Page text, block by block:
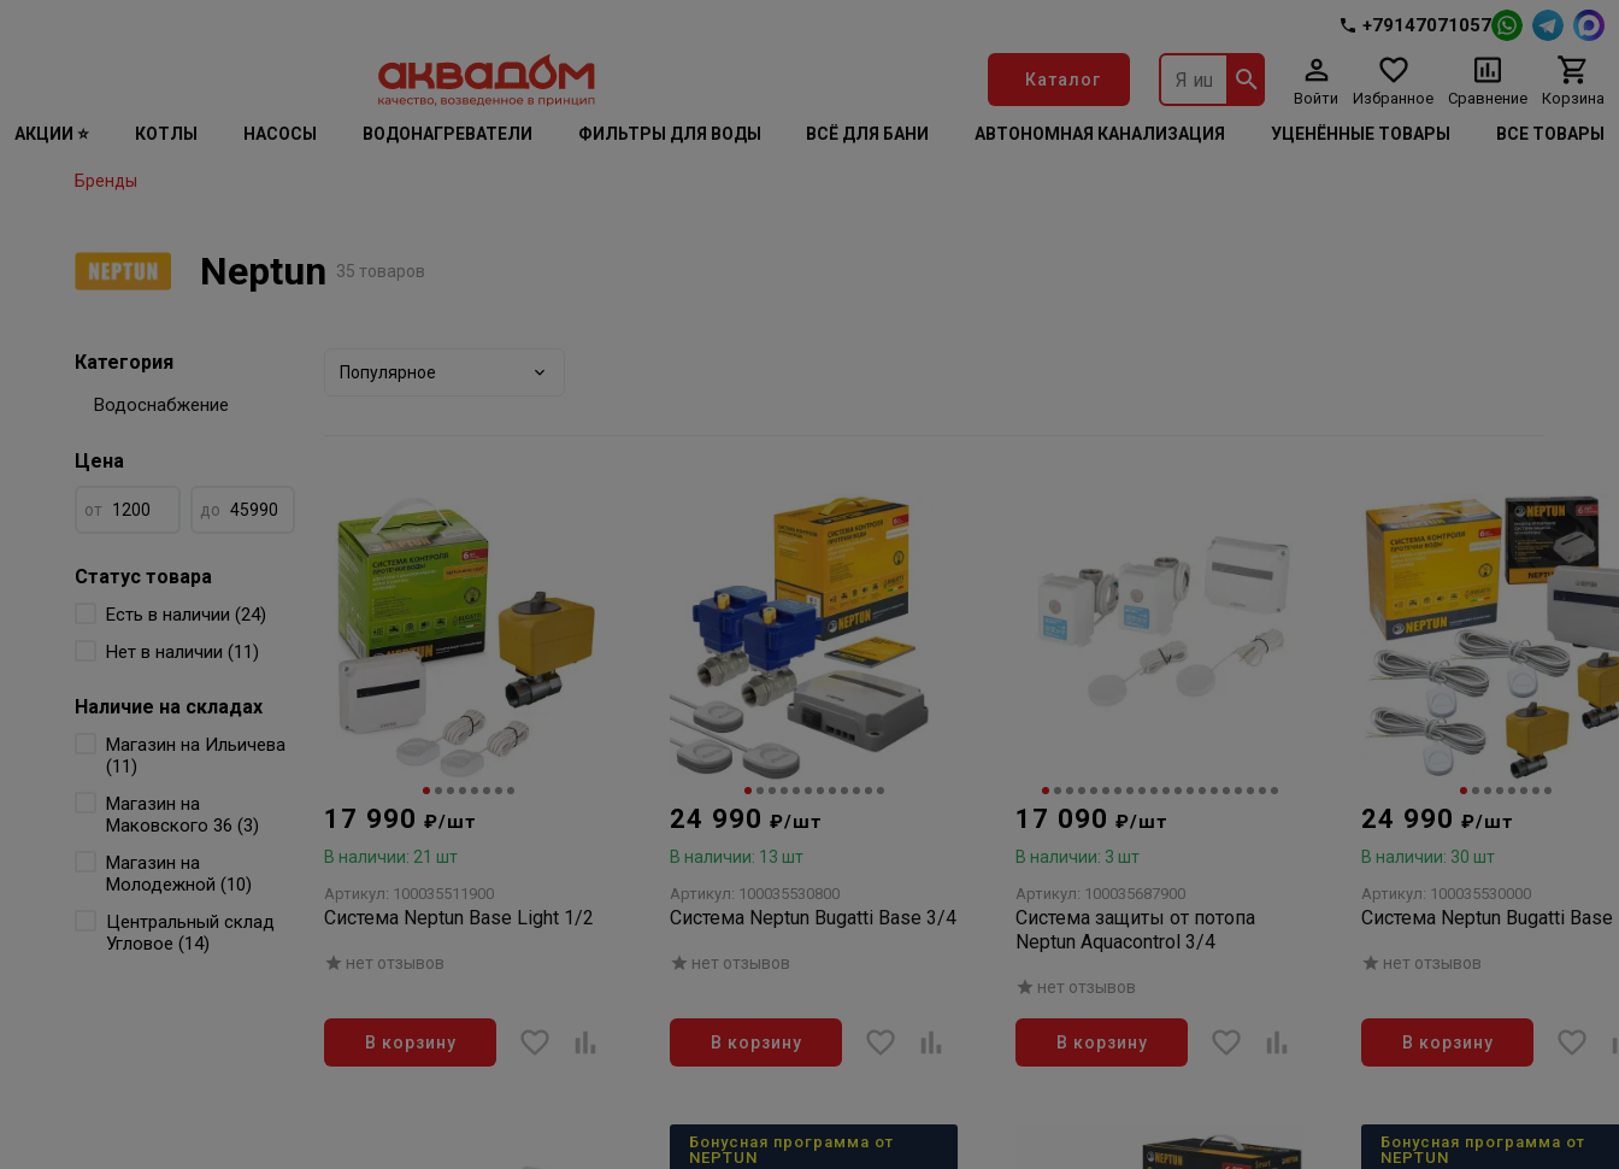
+79147071057
Каталог
Войти Избранное Сравнение Корзина
АКЦИИ ⭐ КОТЛЫ НАСОСЫ ВОДОНАГРЕВАТЕЛИ ФИЛЬТРЫ ДЛЯ ВОДЫ ВСЁ ДЛЯ БАНИ АВТОНОМНАЯ КАНАЛИЗАЦИЯ УЦЕНЁННЫЕ ТОВАРЫ ВСЕ ТОВАРЫ
Бренды
Neptun 35 товаров
Категория
Водоснабжение
Цена
от до
Статус товара
Есть в наличии (24)
Нет в наличии (11)
Наличие на складах
Магазин на Ильичева
(11)
Магазин на
Маковского 36 (3)
Магазин на
Молодежной (10)
Центральный склад
Угловое (14)
Популярное
17 990₽/шт
В наличии: 21 шт
Артикул: 100035511900
Система Neptun Base Light 1/2
нет отзывов
В корзину
24 990₽/шт
В наличии: 13 шт
Артикул: 100035530800
Система Neptun Bugatti Base 3/4
нет отзывов
В корзину
17 090₽/шт
В наличии: 3 шт
Артикул: 100035687900
Система защиты от потопа
Neptun Aquacontrol 3/4
нет отзывов
В корзину
24 990₽/шт
В наличии: 30 шт
Артикул: 100035530000
Система Neptun Bugatti
нет отзывов
В корзину
Бонусная программа от
NEPTUN
Бонусная программа от
NEPTUN